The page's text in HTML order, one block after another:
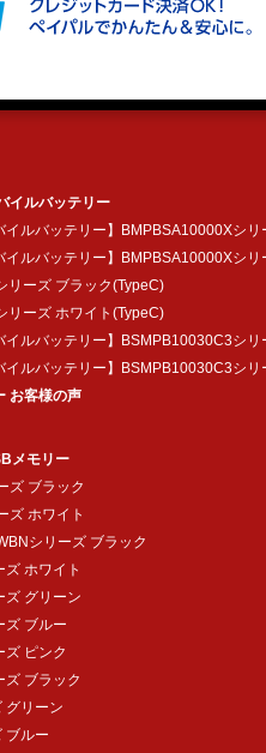
イルバッテリー
イルバッテリー】BMPBSA10000Xシ
イルバッテリー】BMPBSA10000Xシ
リーズ ブラック(TypeC)
リーズ ホワイト(TypeC)
イルバッテリー】BSMPB10030C3シ
イルバッテリー】BSMPB10030C3シ
お客様の声
メモリー
ズ ブラック
ズ ホワイト
シリーズ ブラック
ズ ホワイト
ズ グリーン
ズ ブルー
ズ ピンク
ズ ブラック
グリーン
ブルー